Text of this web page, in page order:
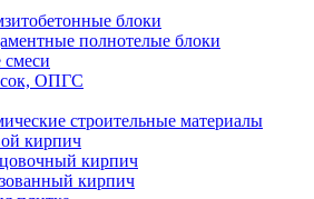
блоки
полнотелые блоки
ОПГС
строительные материалы
кирпич
кирпич
кирпич